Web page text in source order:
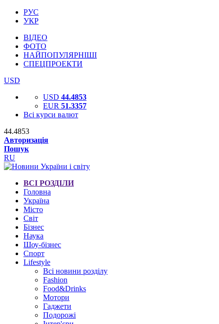
РУС
УКР
ВІДЕО
ФОТО
НАЙПОПУЛЯРНІШІ
СПЕЦПРОЕКТИ
USD
USD 44.4853
EUR 51.3357
Всі курси валют
44.4853
Авторизація
Пошук
RU
ВСІ РОЗДІЛИ
Головна
Україна
Місто
Світ
Бізнес
Наука
Шоу-бізнес
Спорт
Lifestyle
Всі новини розділу
Fashion
Food&Drinks
Мотори
Гаджети
Подорожі